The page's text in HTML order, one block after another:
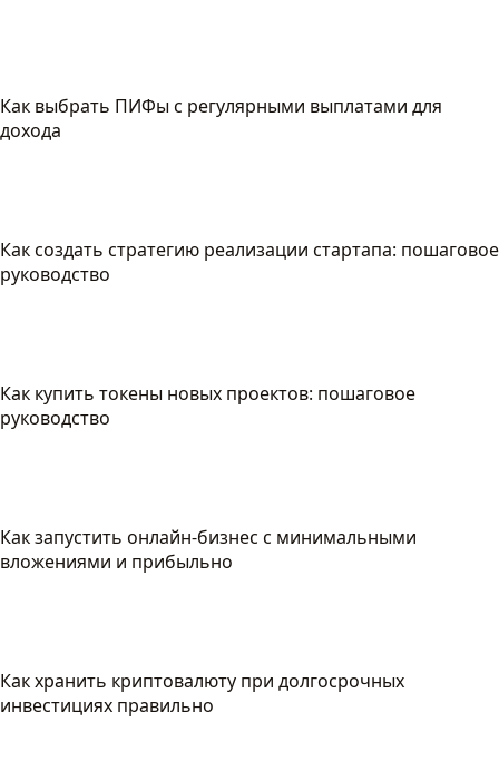
Как выбрать ПИФы с регулярными выплатами для
дохода
Как создать стратегию реализации стартапа: пошаговое
руководство
Как купить токены новых проектов: пошаговое
руководство
Как запустить онлайн-бизнес с минимальными
вложениями и прибыльно
Как хранить криптовалюту при долгосрочных
инвестициях правильно